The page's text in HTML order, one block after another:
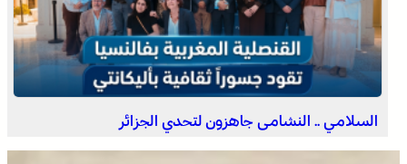
اختتام الدورة الـ 14 لأولمبياد تيفيناغ الوطنية ضمن فعاليات
مهرجان تيفاوين
السلامي .. النشامى جاهزون لتحدي الجزائر